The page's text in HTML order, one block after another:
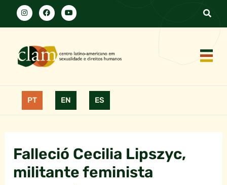
PT EN ES
Falleció Cecilia Lipszyc,
militante feminista